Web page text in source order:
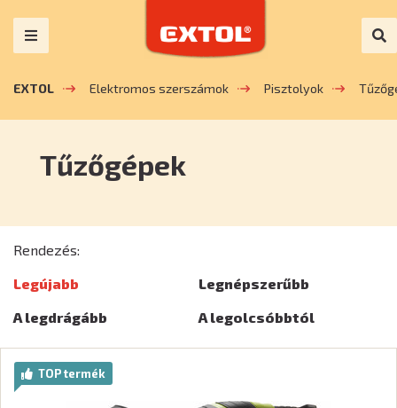
EXTOL Elektromos szerszámok Pisztolyok
Tűzőgépek
Rendezés:
Legújabb
Legnépszerűbb
A legdrágább
A legolcsóbbtól
TOP termék